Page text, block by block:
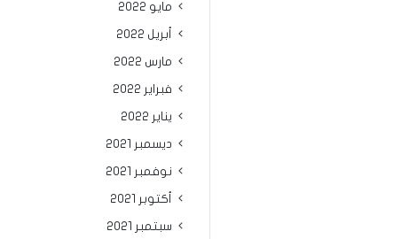
مايو 2022
أبريل 2022
مارس 2022
فبراير 2022
يناير 2022
ديسمبر 2021
نوفمبر 2021
أكتوبر 2021
سبتمبر 2021